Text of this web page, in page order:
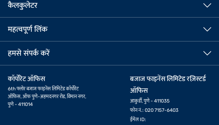
कैलकुलेटर
महत्वपूर्ण लिंक
हमसे संपर्क करें
कॉर्पोरेट ऑफिस
6th फ्लोर बजाज फाइनेंस लिमिटेड कॉर्पोरेट
ऑफिस, ऑफ पुणे-अहमदनगर रोड, विमान नगर,
पुणे - 411014
बजाज फाइनेंस लिमिटेड रज़िस्टर्ड
ऑफिस
आकुर्डी, पुणे - 411035
फोन नं.: 020 7157-6403
ईमेल ID: